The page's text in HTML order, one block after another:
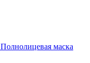
Полнолицевая маска